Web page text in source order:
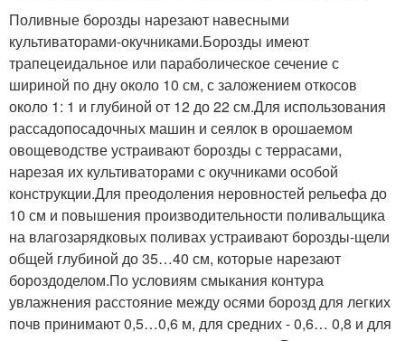
Поливные борозды на­резают навесными
культиваторами-окучниками.Борозды имеют
трапецеидальное или параболичес­кое сечение с
шириной по дну около 10 см, с заложением откосов
около 1: 1 и глубиной от 12 до 22 см.Для использования
рассадопосадочных машин и сеялок в орошаемом
овощеводстве устраивают борозды с террасами,
нарезая их культиваторами с окучниками особой
конструкции.Для преодоления неровностей рельефа до
10 см и повышения производительности поливальщика
на влагозарядковых поливах устраивают борозды-щели
общей глубиной до 35…40 см, которые нарезают
бороздоделом.По условиям смыкания контура
увлажнения расстояние между осями борозд для легких
почв принимают 0,5…0,6 м, для средних - 0,6… 0,8 и для